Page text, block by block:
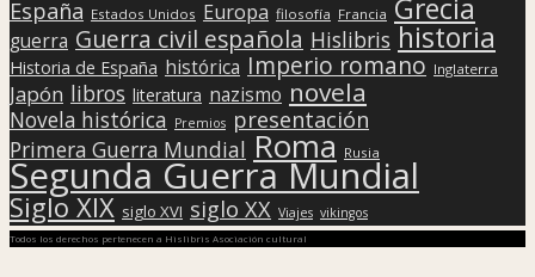
España Estados Unidos Europa filosofía Francia Grecia
guerra Guerra civil española Hislibris historia
Historia de España histórica Imperio romano Inglaterra
Japón libros literatura nazismo novela
Novela histórica Premios presentación
Primera Guerra Mundial Roma Rusia
Segunda Guerra Mundial
Siglo XIX siglo XVI siglo XX Viajes vikingos
Todos los derechos pertenecen a Hislibris Asociación cultural